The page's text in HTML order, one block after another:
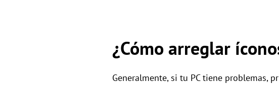
¿Cómo arreglar
Generalmente, si tu PC tiene problemas,